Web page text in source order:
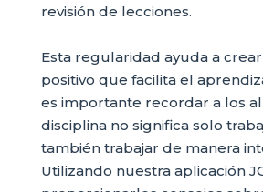
revisión de lecciones.
Esta regularidad ayuda a
positivo que facilita el
es importante recordar a los
disciplina no significa solo
también trabajar de manera
Utilizando nuestra aplicación